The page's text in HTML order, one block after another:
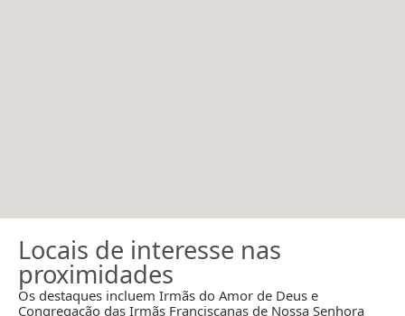
Locais de interesse nas
proximidades
Os destaques incluem Irmãs do Amor de Deus e
Congregação das Irmãs Franciscanas de Nossa Senhora